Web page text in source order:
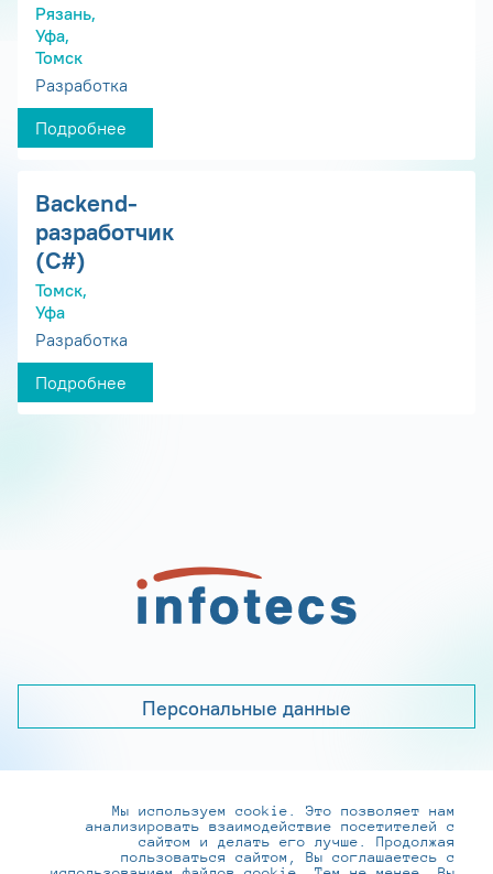
Рязань,
Уфа,
Томск
Разработка
Подробнее
Backend-
разработчик
(C#)
Томск,
Уфа
Разработка
Подробнее
Персональные данные
+7 (495) 737-6192, 8-800-250-0-260
practice@infotecs.ru,hr@infotecs.ru
Мы используем cookie. Это позволяет нам
анализировать взаимодействие посетителей с
сайтом и делать его лучше. Продолжая
пользоваться сайтом, Вы соглашаетесь с